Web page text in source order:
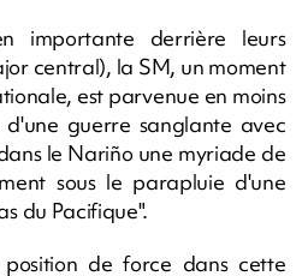
importante derrière leurs
central), la SM, un moment
est parvenue en moins
guerre sanglante avec
le Nariño une myriade de
sous le parapluie d'une
du Pacifique".
de force dans cette